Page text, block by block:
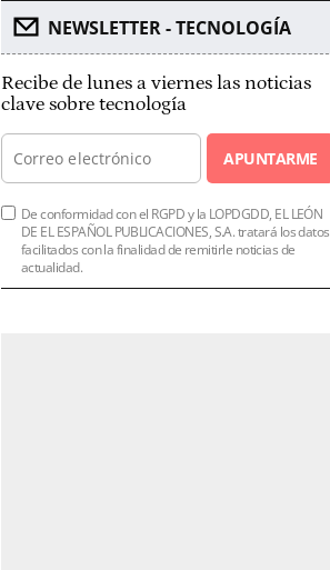
NEWSLETTER - TECNOLOGÍA
Recibe de lunes a viernes las noticias
clave sobre tecnología
APUNTARME
De conformidad con el RGPD y la LOPDGDD, EL LEÓN
DE EL ESPAÑOL PUBLICACIONES, S.A. tratará los datos
facilitados con la finalidad de remitirle noticias de
actualidad.